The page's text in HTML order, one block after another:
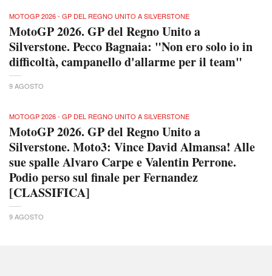
MOTOGP 2026 - GP DEL REGNO UNITO A SILVERSTONE
MotoGP 2026. GP del Regno Unito a
Silverstone. Pecco Bagnaia: "Non ero solo io in
difficoltà, campanello d'allarme per il team"
9 AGOSTO
MOTOGP 2026 - GP DEL REGNO UNITO A SILVERSTONE
MotoGP 2026. GP del Regno Unito a
Silverstone. Moto3: Vince David Almansa! Alle
sue spalle Alvaro Carpe e Valentin Perrone.
Podio perso sul finale per Fernandez
[CLASSIFICA]
9 AGOSTO